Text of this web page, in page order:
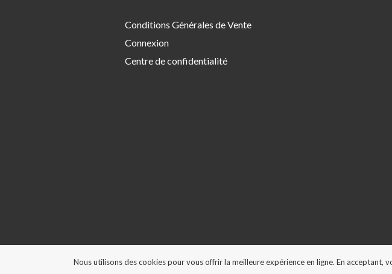
Conditions Générales de Vente
Connexion
Centre de confidentialité
Nous utilisons des cookies pour vous offrir la meilleure expérience en ligne. En